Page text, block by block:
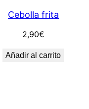
Cebolla frita
2,90€
Añadir al carrito